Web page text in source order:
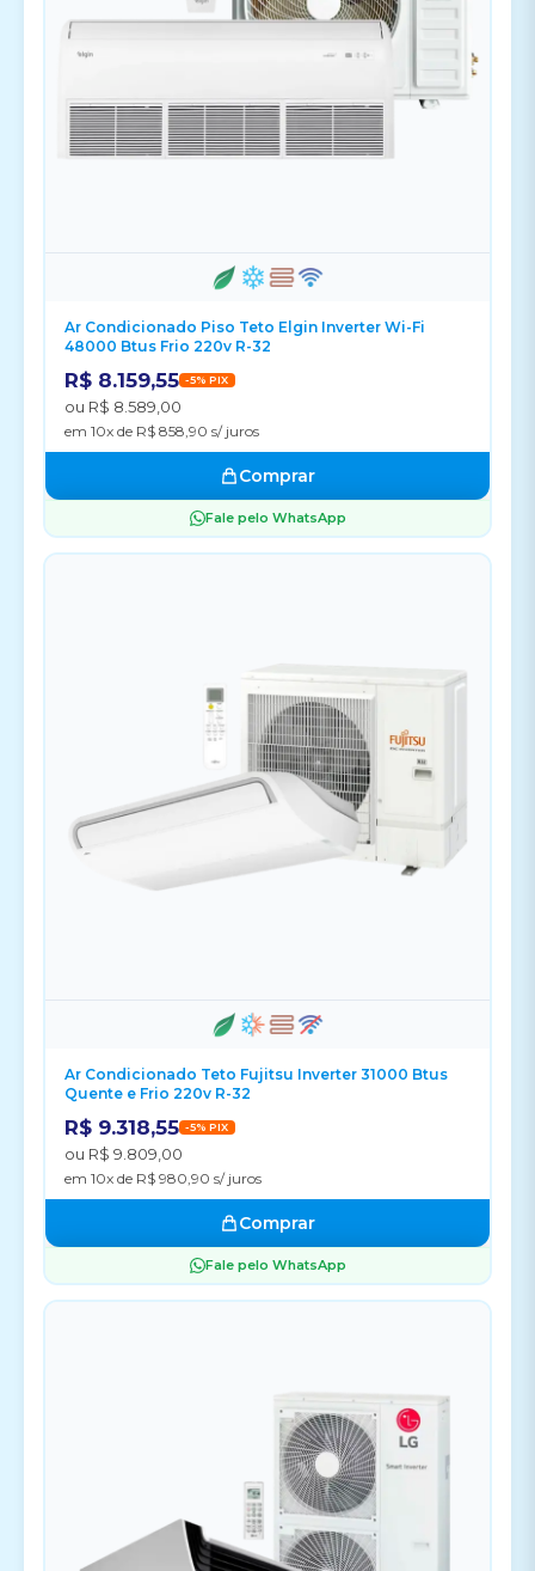
Ar Condicionado Piso Teto Elgin Inverter Wi-Fi
48000 Btus Frio 220v R-32
R$ 8.159,55 -5% PIX
ou R$ 8.589,00
em 10x de R$ 858,90 s/ juros
Comprar
Fale pelo WhatsApp
Ar Condicionado Teto Fujitsu Inverter 31000 Btus
Quente e Frio 220v R-32
R$ 9.318,55 -5% PIX
ou R$ 9.809,00
em 10x de R$ 980,90 s/ juros
Comprar
Fale pelo WhatsApp